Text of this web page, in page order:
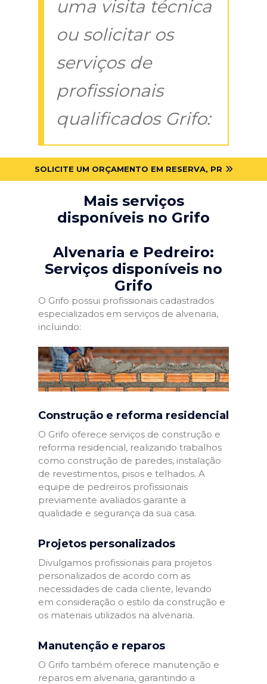
uma visita técnica
ou solicitar os
serviços de
profissionais
qualificados Grifo:
SOLICITE UM ORÇAMENTO EM RESERVA, PR
Mais serviços
disponíveis no Grifo
Alvenaria e Pedreiro:
Serviços disponíveis no
Grifo
O Grifo possui profissionais cadastrados
especializados em serviços de alvenaria,
incluindo:
Construção e reforma residencial
O Grifo oferece serviços de construção e
reforma residencial, realizando trabalhos
como construção de paredes, instalação
de revestimentos, pisos e telhados. A
equipe de pedreiros profissionais
previamente avaliados garante a
qualidade e segurança da sua casa.
Projetos personalizados
Divulgamos profissionais para projetos
personalizados de acordo com as
necessidades de cada cliente, levando
em consideração o estilo da construção e
os materiais utilizados na alvenaria.
Manutenção e reparos
O Grifo também oferece manutenção e
reparos em alvenaria, garantindo a